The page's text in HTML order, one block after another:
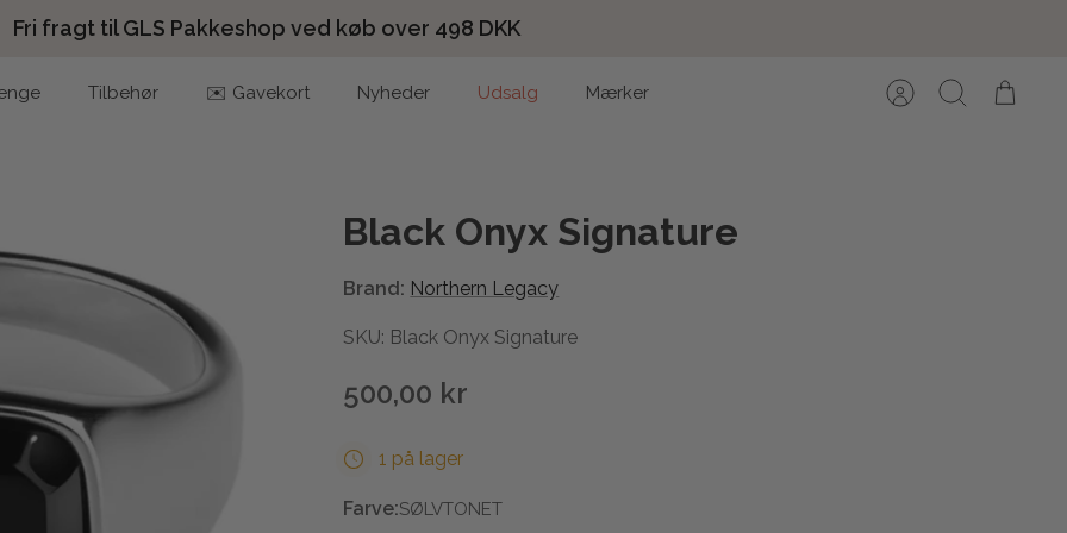
Fri fragt til GLS Pakkeshop ved køb over 498 DKK
Tilbehør ✉️ Gavekort Nyheder Udsalg Mærker Konto Søg Kurv
Black Onyx Signature
Brand: Northern Legacy
SKU: Black Onyx Signature
500,00 kr
1 på lager
Farve:SØLVTONET